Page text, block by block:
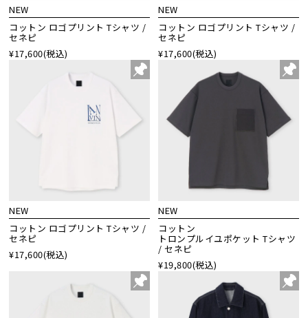
NEW
コットン ロゴプリント Tシャツ /
セネピ
¥17,600(税込)
NEW
コットン ロゴプリント Tシャツ /
セネピ
¥17,600(税込)
NEW
コットン ロゴプリント Tシャツ /
セネピ
¥17,600(税込)
NEW
コットン
トロンプルイユポケット Tシャツ
/ セネピ
¥19,800(税込)